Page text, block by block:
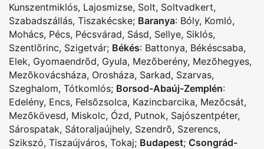
Kunszentmiklós, Lajosmizse, Solt, Soltvadkert,
Szabadszállás, Tiszakécske; Baranya: Bóly, Komló,
Mohács, Pécs, Pécsvárad, Sásd, Sellye, Siklós,
Szentlõrinc, Szigetvár; Békés: Battonya, Békéscsaba,
Elek, Gyomaendrõd, Gyula, Mezõberény, Mezõhegyes,
Mezõkovácsháza, Orosháza, Sarkad, Szarvas,
Szeghalom, Tótkomlós; Borsod-Abaúj-Zemplén:
Edelény, Encs, Felsõzsolca, Kazincbarcika, Mezõcsát,
Mezõkövesd, Miskolc, Ózd, Putnok, Sajószentpéter,
Sárospatak, Sátoraljaújhely, Szendrõ, Szerencs,
Szikszó, Tiszaújváros, Tokaj; Budapest; Csongrád-